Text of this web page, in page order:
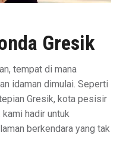
Gresik
tempat di mana
idaman dimulai. Seperti
Gresik, kota pesisir
kami hadir untuk
berkendara yang tak